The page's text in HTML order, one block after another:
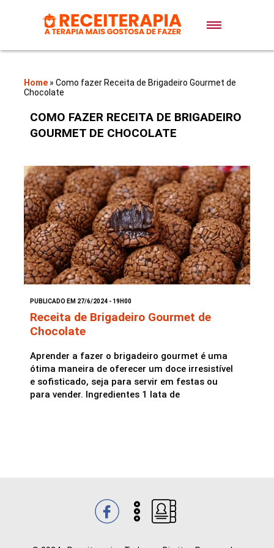
Doces e Sobremesas
Bolos
Pães
Sopas
Saladas
Home » Como fazer Receita de Brigadeiro Gourmet de
Chocolate
COMO FAZER RECEITA DE BRIGADEIRO
GOURMET DE CHOCOLATE
PUBLICADO EM 27/6/2024 - 19H00
Receita de Brigadeiro Gourmet de
Chocolate
Aprender a fazer o brigadeiro gourmet é uma
ótima maneira de oferecer um doce irresistível
e sofisticado, seja para servir em festas ou
para vender. Ingredientes 1 lata de